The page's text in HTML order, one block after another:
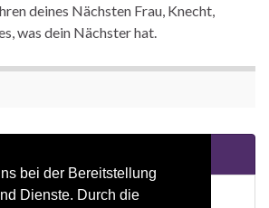
bei der Bereitstellung
Dienste. Durch die
deines Nächsten Frau, Knecht,
was dein Nächster hat.